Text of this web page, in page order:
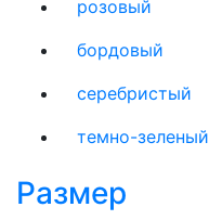
розовый
бордовый
серебристый
темно-зеленый
Размер